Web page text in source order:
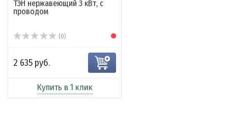
ТЭН нержавеющий 3 кВт, с
проводом
(0)
2 635 руб.
Купить в 1 клик